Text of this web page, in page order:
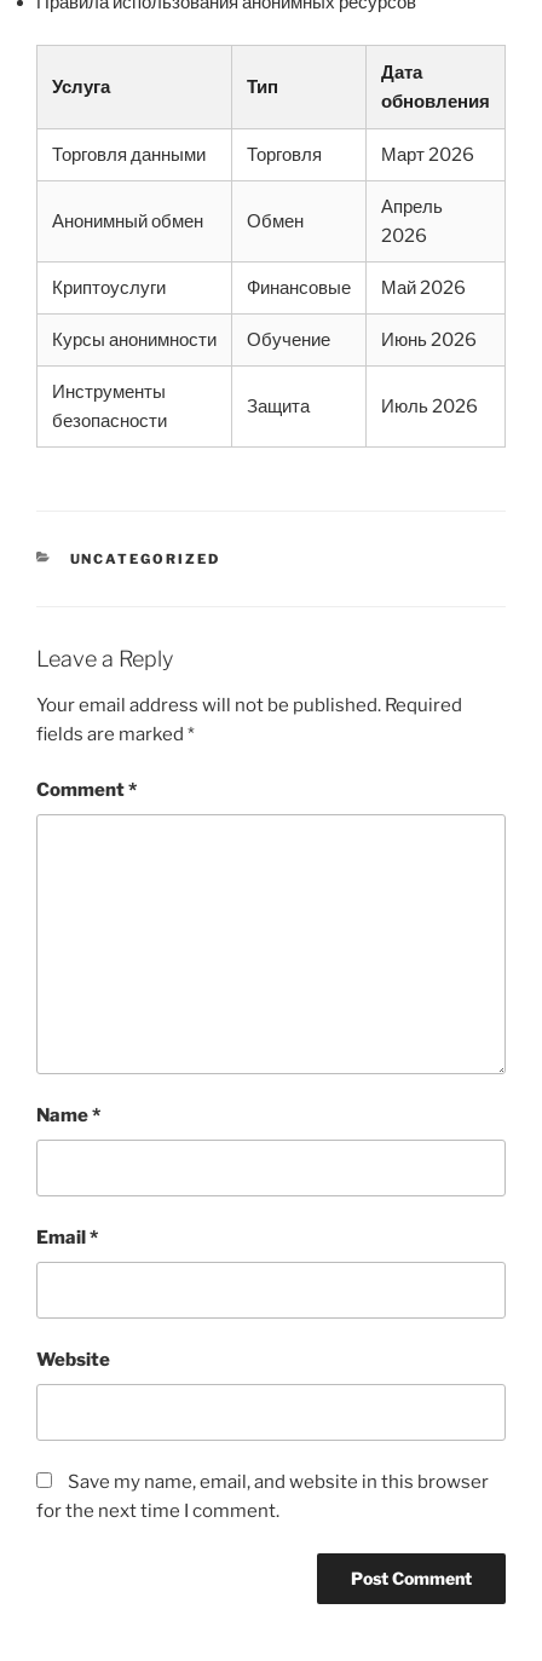
Услуга Тип
Дата
обновления
Торговля данными Торговля Март 2026
Анонимный обмен Обмен
Апрель
2026
Криптоуслуги Финансовые Май 2026
Курсы анонимности Обучение Июнь 2026
Инструменты
безопасности
Защита Июль 2026
CATEGORIES
UNCATEGORIZED
Leave a Reply
Your email address will not be published. Required
fields are marked *
Comment*
Name*
Email*
Website
Save my name, email, and website in this browser
for the next time I comment.